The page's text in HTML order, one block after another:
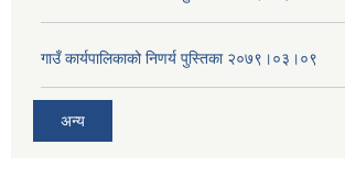
गाउँ कार्यपालिकाको निणर्य पुस्तिका २०७९।०३।०९
अन्य